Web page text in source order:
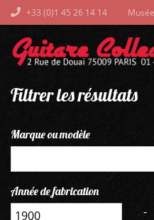
+33 (0)1 45 26 14 14
Filtrer les résultats
Marque ou modèle
Année de fabrication
-